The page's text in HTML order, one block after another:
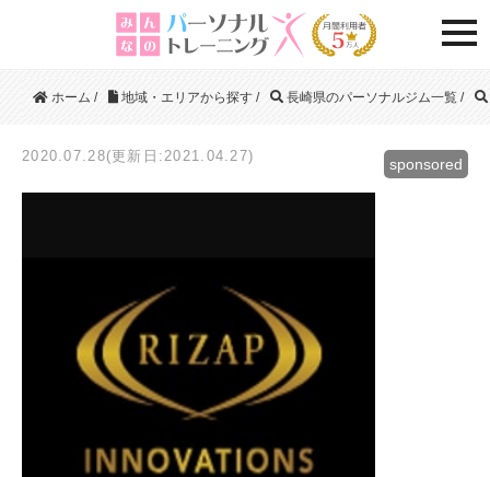
ホーム / 地域・エリアから探す / 長崎県のパーソナルジム一覧 /
sponsored
2020.07.28(更新日:2021.04.27)